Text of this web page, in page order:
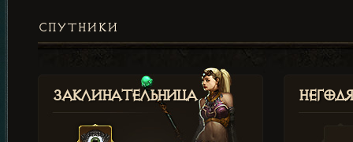
СПУТНИКИ
Заклинательница